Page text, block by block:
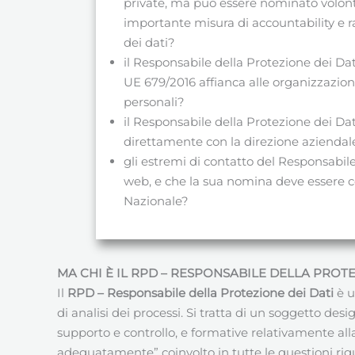
importante misura di accountability e
dei dati?
il Responsabile della Protezione dei
UE 679/2016 affianca alle
personali?
il Responsabile della Protezione dei
direttamente con la direzione
gli estremi di contatto del
web, e che la sua nomina deve
Nazionale?
MA CHI È IL RPD – RESPONSABILE DELLA
Il RPD – Responsabile della Protezione dei Dati è
di analisi dei processi. Si tratta di un soggetto
supporto e controllo, e formative relativamente
adeguatamente” coinvolto in tutte le questioni